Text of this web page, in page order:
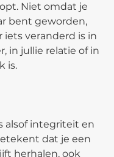
Niet omdat je
bent geworden,
iets veranderd is in
in jullie relatie of in
is.
alsof integriteit en
dat je een
herhalen, ook